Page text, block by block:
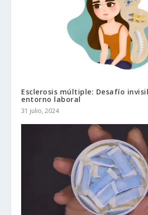
Esclerosis múltiple: Desafío
entorno laboral
31 julio, 2024